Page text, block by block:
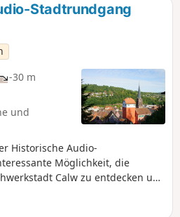
Stadtrundgang
-30 m
und
Historische Audio-
Möglichkeit, die
Calw zu entdecken und